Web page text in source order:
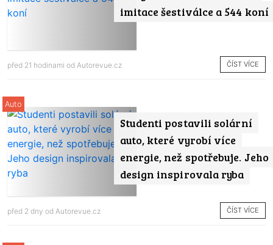
imitace šestiválce a 544 koní
před 21 hodinami od Autorevue.cz ČÍST VÍCE
Studenti postavili solární
auto, které vyrobí více
energie, než spotřebuje. Jeho
design inspirovala ryba
Auto
před 2 dny od Autorevue.cz ČÍST VÍCE